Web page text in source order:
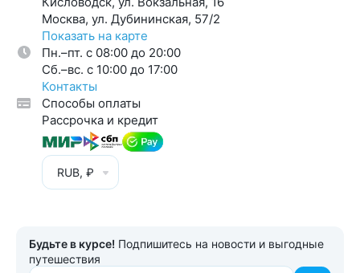
Москва, ул. Дубининская, 57/2
Показать на карте
Пн.–пт. с 08:00 до 20:00
Cб.–вс. с 10:00 до 17:00
Контакты
Способы оплаты
Рассрочка и кредит
RUB, ₽
Будьте в курсе! Подпишитесь на новости и выгодные
путешествия